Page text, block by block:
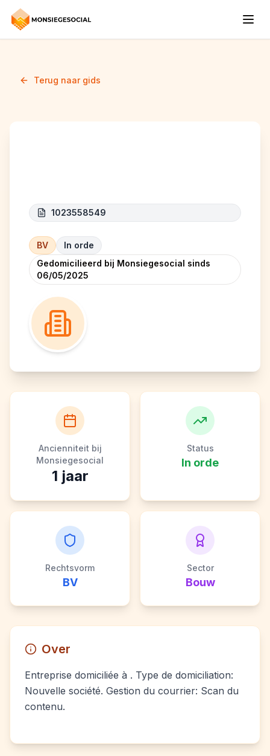
Terug naar gids
1023558549
BV
In orde
Gedomicilieerd bij Monsiegesocial sinds
06/05/2025
Ancienniteit bij
Monsiegesocial
1 jaar
Status
In orde
Rechtsvorm
BV
Sector
Bouw
Over
Entreprise domiciliée à . Type de domiciliation:
Nouvelle société. Gestion du courrier: Scan du
contenu.